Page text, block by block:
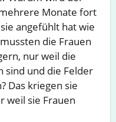
Monate fort
angefühlt hat wie
die Frauen
nur weil die
sind und die Felder
Das kriegen sie
weil sie Frauen